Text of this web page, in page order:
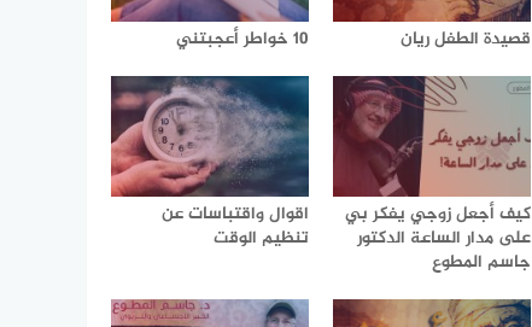
قصيدة الطفل ريان 10 خواطر أعجبتني
كيف أجعل زوجي يفكر بي
على مدار الساعة الدكتور
جاسم المطوع
اقوال واقتباسات عن
تنظيم الوقت